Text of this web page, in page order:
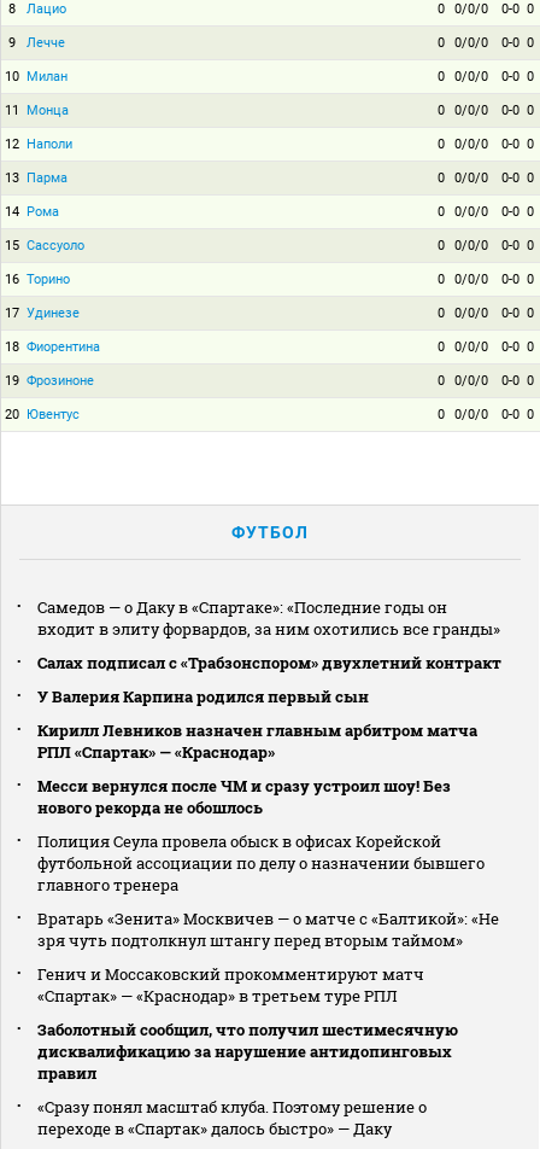
8 Лацио 0 0/0/0 0-0 0
9 Лечче 0 0/0/0 0-0 0
10 Милан 0 0/0/0 0-0 0
11 Монца 0 0/0/0 0-0 0
12 Наполи 0 0/0/0 0-0 0
13 Парма 0 0/0/0 0-0 0
14 Рома 0 0/0/0 0-0 0
15 Сассуоло 0 0/0/0 0-0 0
16 Торино 0 0/0/0 0-0 0
17 Удинезе 0 0/0/0 0-0 0
18 Фиорентина 0 0/0/0 0-0 0
19 Фрозиноне 0 0/0/0 0-0 0
20 Ювентус 0 0/0/0 0-0 0
ФУТБОЛ
Самедов — о Даку в «Спартаке»: «Последние годы он
входит в элиту форвардов, за ним охотились все гранды»
Салах подписал с «Трабзонспором» двухлетний контракт
У Валерия Карпина родился первый сын
Кирилл Левников назначен главным арбитром матча
РПЛ «Спартак» — «Краснодар»
Месси вернулся после ЧМ и сразу устроил шоу! Без
нового рекорда не обошлось
Полиция Сеула провела обыск в офисах Корейской
футбольной ассоциации по делу о назначении бывшего
главного тренера
Вратарь «Зенита» Москвичев — о матче с «Балтикой»: «Не
зря чуть подтолкнул штангу перед вторым таймом»
Генич и Моссаковский прокомментируют матч
«Спартак» — «Краснодар» в третьем туре РПЛ
Заболотный сообщил, что получил шестимесячную
дисквалификацию за нарушение антидопинговых
правил
«Сразу понял масштаб клуба. Поэтому решение о
переходе в «Спартак» далось быстро» — Даку